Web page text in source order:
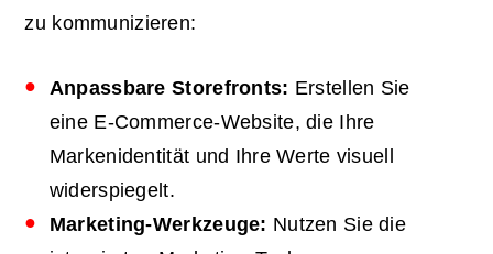
zu kommunizieren:
Anpassbare Storefronts: Erstellen Sie
eine E-Commerce-Website, die Ihre
Markenidentität und Ihre Werte visuell
widerspiegelt.
Marketing-Werkzeuge: Nutzen Sie die